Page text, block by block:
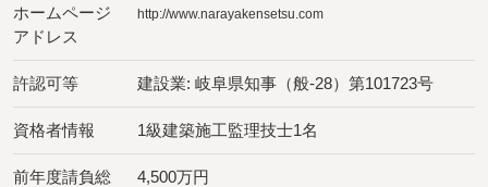
ホームページ
アドレス
http://www.narayakensetsu.com
許認可等 建設業: 岐阜県知事（般-28）第101723号
資格者情報 1級建築施工監理技士1名
前年度請負総
4,500万円